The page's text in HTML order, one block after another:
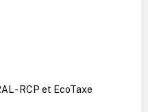
- RCP et EcoTaxe